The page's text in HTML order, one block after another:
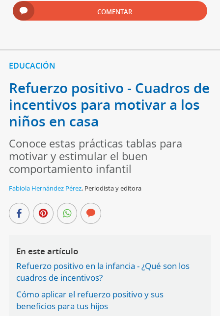
COMENTAR
EDUCACIÓN
Refuerzo positivo - Cuadros de
incentivos para motivar a los
niños en casa
Conoce estas prácticas tablas para
motivar y estimular el buen
comportamiento infantil
Fabiola Hernández Pérez, Periodista y editora
En este artículo
Refuerzo positivo en la infancia - ¿Qué son los
cuadros de incentivos?
Cómo aplicar el refuerzo positivo y sus
beneficios para tus hijos